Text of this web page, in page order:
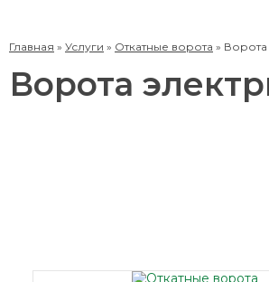
Главная » Услуги » Откатные ворота » Ворота
Ворота